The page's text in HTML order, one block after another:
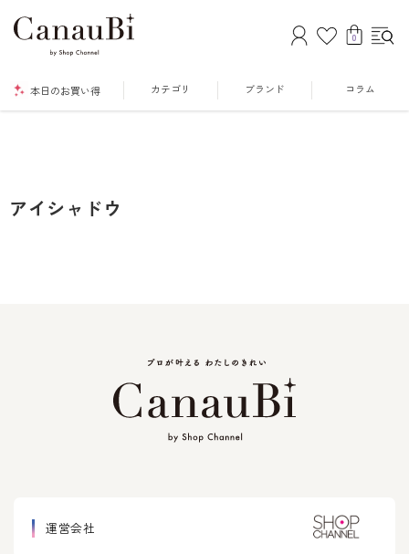
0
本日のお買い得 カテゴリ ブランド コラム
アイシャドウ
運営会社